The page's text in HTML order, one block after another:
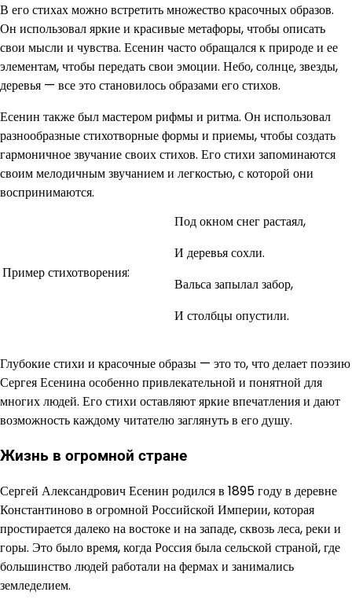
В его стихах можно встретить множество красочных образов.
Он использовал яркие и красивые метафоры, чтобы описать
свои мысли и чувства. Есенин часто обращался к природе и ее
элементам, чтобы передать свои эмоции. Небо, солнце, звезды,
деревья — все это становилось образами его стихов.
Есенин также был мастером рифмы и ритма. Он использовал
разнообразные стихотворные формы и приемы, чтобы создать
гармоничное звучание своих стихов. Его стихи запоминаются
своим мелодичным звучанием и легкостью, с которой они
воспринимаются.
Пример стихотворения:
Под окном снег растаял,
И деревья сохли.
Вальса запылал забор,
И столбцы опустили.
Глубокие стихи и красочные образы — это то, что делает поэзию
Сергея Есенина особенно привлекательной и понятной для
многих людей. Его стихи оставляют яркие впечатления и дают
возможность каждому читателю заглянуть в его душу.
Жизнь в огромной стране
Сергей Александрович Есенин родился в 1895 году в деревне
Константиново в огромной Российской Империи, которая
простирается далеко на востоке и на западе, сквозь леса, реки и
горы. Это было время, когда Россия была сельской страной, где
большинство людей работали на фермах и занимались
земледелием.